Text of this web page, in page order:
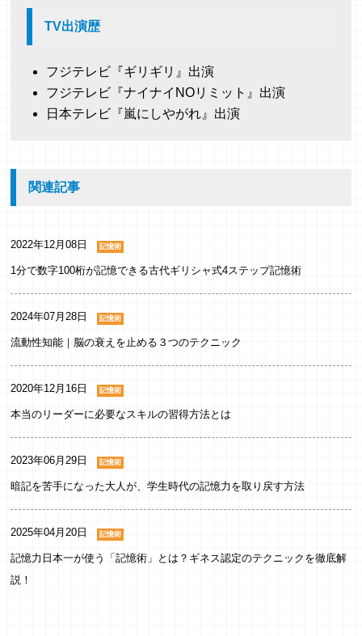
新しい知識を得るプロセスそれ自体がとても楽
ている時間がいかに多かったか分かりました。
と遊ぶ以外は、テキパキ動けるようになりまし
た。
間を測って、1階の掃き掃除10分、拭き掃除15
分など、すべきことの所要時間をおおまかに把
握でき、例えば外出前に慌てることもなくなり
ました。
ありがとうございます。
主婦（62歳）
人生がほとんど終わっていますが、残りの人生
は、記憶力が大きく左右する事を考えて、せめ
TV出演歴
フジテレビ『ギリギリ』出演
フジテレビ『ナイナイNOリミット』出演
日本テレビ『嵐にしやがれ』出演
関連記事
2022年12月08日 記憶術
1分で数字100桁が記憶できる古代ギリシャ式4ステップ記憶術
2024年07月28日 記憶術
流動性知能｜脳の衰えを止める３つのテクニック
2020年12月16日 記憶術
本当のリーダーに必要なスキルの習得方法とは
2023年06月29日 記憶術
暗記を苦手になった大人が、学生時代の記憶力を取り戻す方法
2025年04月20日 記憶術
記憶力日本一が使う「記憶術」とは？ギネス認定のテクニックを徹底解
説！